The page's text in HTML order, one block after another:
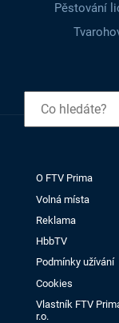
Pěstování
O FTV Prima
Volná místa
Reklama
HbbTV
Podmínky užívání
Cookies
Vlastník FTV
r.o.